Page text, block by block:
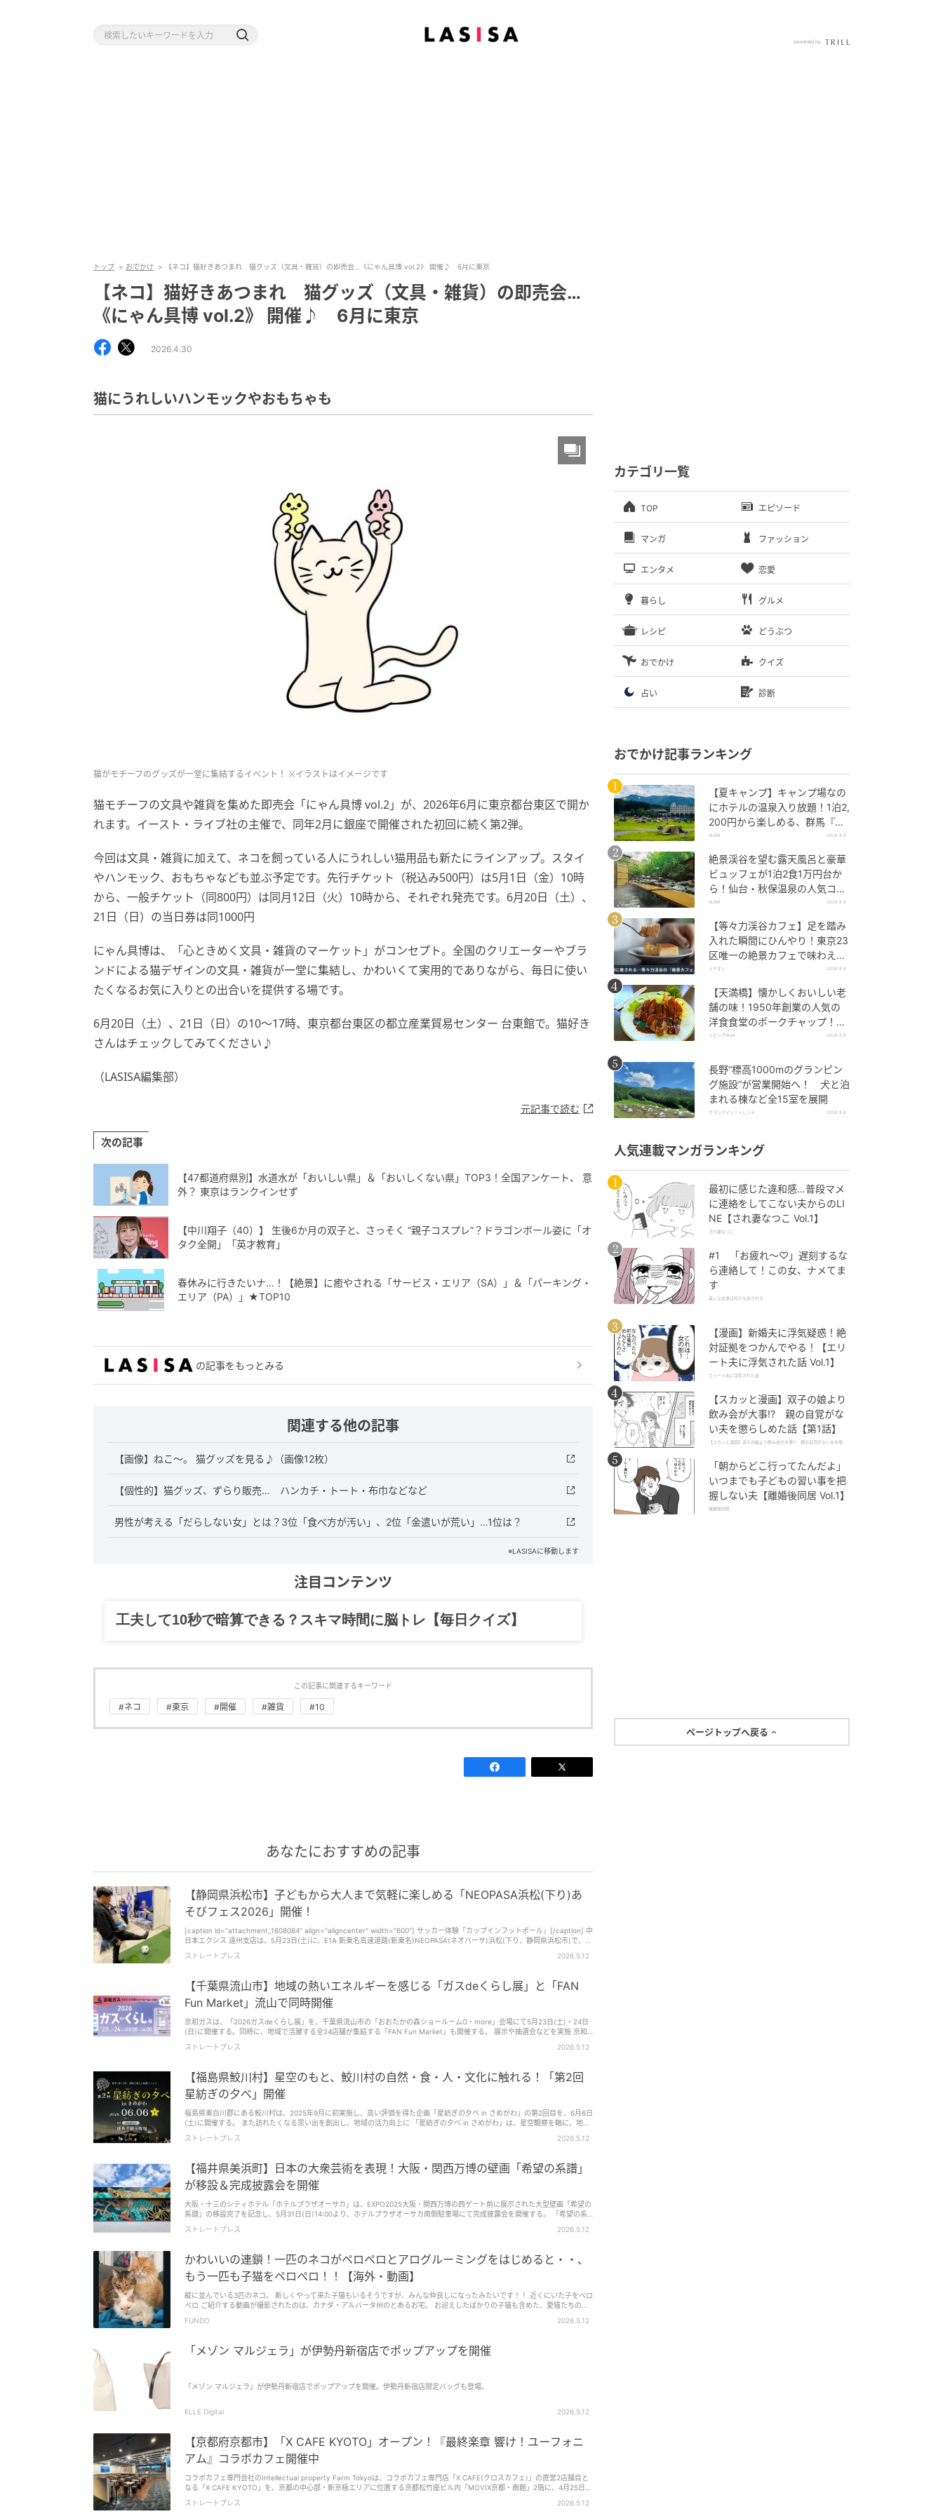
トップ おでかけ 【ネコ】猫好きあつまれ 猫グッズ（文具・雑貨）の即売会…《にゃん具博 vol.2》 開催♪ 6月に東京
【ネコ】猫好きあつまれ 猫グッズ（文具・雑貨）の即売会…
《にゃん具博 vol.2》 開催♪ 6月に東京
2026.4.30
猫にうれしいハンモックやおもちゃも
猫がモチーフのグッズが一堂に集結するイベント！ ※イラストはイメージです
猫モチーフの文具や雑貨を集めた即売会「にゃん具博 vol.2」が、2026年6月に東京都台東区で開か
れます。イースト・ライブ社の主催で、同年2月に銀座で開催された初回に続く第2弾。
今回は文具・雑貨に加えて、ネコを飼っている人にうれしい猫用品も新たにラインアップ。スタイ
やハンモック、おもちゃなども並ぶ予定です。先行チケット（税込み500円）は5月1日（金）10時
から、一般チケット（同800円）は同月12日（火）10時から、それぞれ発売です。6月20日（土）、
21日（日）の当日券は同1000円
にゃん具博は、「心ときめく文具・雑貨のマーケット」がコンセプト。全国のクリエーターやブラ
ンドによる猫デザインの文具・雑貨が一堂に集結し、かわいくて実用的でありながら、毎日に使い
たくなるお気に入りとの出合いを提供する場です。
6月20日（土）、21日（日）の10～17時、東京都台東区の都立産業貿易センター 台東館で。猫好き
さんはチェックしてみてください♪
（LASISA編集部）
元記事で読む
次の記事
【47都道府県別】水道水が「おいしい県」＆「おいしくない県」TOP3！全国アンケート、 意
外？ 東京はランクインせず
【中川翔子（40）】 生後6か月の双子と、さっそく “親子コスプレ”？ドラゴンボール姿に「オ
タク全開」「英才教育」
春休みに行きたいナ…！【絶景】に癒やされる「サービス・エリア（SA）」＆「パーキング・
エリア（PA）」★TOP10
の記事をもっとみる
関連する他の記事
【画像】ねこ～。 猫グッズを見る♪（画像12枚）
【個性的】猫グッズ、ずらり販売… ハンカチ・トート・布巾などなど
男性が考える「だらしない女」とは？3位「食べ方が汚い」、2位「金遣いが荒い」…1位は？
※LASISAに移動します
注目コンテンツ
工夫して10秒で暗算できる？スキマ時間に脳トレ【毎日クイズ】
この記事に関連するキーワード
#ネコ #東京 #開催 #雑貨 #10
あなたにおすすめの記事
【静岡県浜松市】子どもから大人まで気軽に楽しめる「NEOPASA浜松(下り)あ
そびフェス2026」開催！
[caption id="attachment_1608084" align="aligncenter" width="600"] サッカー体験「カップインフットボール」[/caption] 中
日本エクシス 遠州支店は、5月23日(土)に、E1A 新東名高速道路(新東名)NEOPASA(ネオパーサ)浜松(下り、静岡県浜松市)で、
id="attachment_1608085" align="aligncenter" width="600"] バレーボール体験[/caption] 「NEOPASA浜松(下り)あそびフェ
ツなど、多彩な「あそび」体験ブースを出展するとのこと。 ジュビロ磐田によるサッカー体験「カップインフットボール」ブー
スや、ブレス浜松によるバレーボール体験ブース、 [caption id="attachment_1608088" align="aligncenter" width="600"] eス
ポーツ体験[/caption] 静岡医療科学専門大学校によるeスポーツ体験ブースや、ストレッチ・脳トレ・体力測定体験ブース、
[caption id="attachment_1608086" align="aligncenter" width="600"] けん玉体験・けん玉検定[/caption] さらに、黄桜じいじ
によるけん玉体験・けん玉検定ブース、 [caption id="attachment_1608087" align="aligncenter" width="600"] 指スケートボ
ード体験[/caption] 神田工業による指スケートボード体験ブースなど、様々な「あそび」を体験できる。 キャラクターグリーテ
「ジュビロくん」「ジュビィちゃん」や、ブレス浜松公式マスコット「イブちゃん」、 湖西市公式コミュニケーションキャラク
能性がある。 お買物券などが当たるガラポン抽選会開催 屋内ベーカリー横では、11:00～16:00に、購入レシートまたは食券で税
込2,000円毎に一回参加できるガラポン抽選会を開催する。レシートと食券の合算は可能。 ジュビロ磐田に所属している選手のサ
イン色紙や、NEOPASA浜松で使える電子お買物券などが当たる。 地元で人気のキッチンカーが出店 [caption
ペースでは、10:00～16:00に、地元浜松や近隣地域で人気のキッチンカーが集結。ロイヤルケバブのケバブや、丸昌きのこ園の浜
松産きのこの天ぷら、コッペのぱんきちのコッペパンサンドなど、バラエティ豊かなグルメを楽しめる。 「NEOPASA浜松(下り)
あそびフェス2026」で、様々な体験型イベントや食事、買い物を楽しんでみては。 ■NEOPASA浜松(下り)あそびフェス2026 開
ストレートプレス 2026.5.12
【千葉県流山市】地域の熱いエネルギーを感じる「ガスdeくらし展」と「FAN
Fun Market」流山で同時開催
京和ガスは、「2026ガスdeくらし展」を、千葉県流山市の「おおたかの森ショールームG・more」会場にて5月23日(土)・24日
(日)に開催する。同時に、地域で活躍する全24店舗が集結する「FAN Fun Market」も開催する。 展示や抽選会などを実施 京和
供できる企業を目指している。 「2026ガスdeくらし展」は、地域の熱いエネルギーを感じながら、流山の街を知り、楽しむこと
日は、ビルトインコンロ、給湯器、衣類乾燥機の他にも、キッチン、バス、トイレ、洗面台などを多数展示。下取りセールや成約
抽選会も行われるので、お得に買い替えが可能だ。成約抽選会では、2万円以上の成約をした人に、1等5,500円引き、2等3,300円
引き、3等1,100円引きのいずれかが必ず当たる。 また、ショールーム2階では「えんにち」イベントを開催。子ども限定のお菓子
つかみのほか、バンバンシューティング、水ヨーヨーつり、キャラクターすくい、風船プレゼントが用意されている。また、クレ
ープづくりの体験イベントを体験料無料で開催。親子、夫婦、一人でも参加できる。 地域で活躍する24店舗が集結するコラボマ
ーケット 「2026ガスdeくらし展」と同時開催される「FAN Fun Market」には、弁当、パン・ベーグル、ドリンク、焼き菓子、
ュラル石鹸づくり体験など、様々な種類の地域の事業者、全24店舗が出店。地域で活躍する老舗から新しい店舗まで、熱いエネル
Market」に出かけて、地域の新たな魅力を体験してみては。 ■2026ガスdeくらし展 開催概要 開催期間：5月23日(土)・24日
(日) 開催時間：10時00分～16時00分 開催場所：京和ガス おおたかの森ショールームG・more 2階 住所：千葉県流山市おおたか
の森東1-9-6 京和ガスおおたかの森ビル 入場料：無料 イベント紹介ページ：https://www.keiwagas.co.jp/events.html ■FAN
https://www.instagram.com/fanfunmarket/ 京和ガスグループHP：https://www.keiwagas.co.jp ※諸般の事情によりイベント
内容が変更または中止になる場合がある (山本えり)
ストレートプレス 2026.5.12
【福島県鮫川村】星空のもと、鮫川村の自然・食・人・文化に触れる！「第2回
星紡ぎの夕べ」開催
福島県東白川郡にある鮫川村は、2025年9月に初実施し、高い評価を得た企画「星紡ぎの夕べ in さめがわ」の第2回目を、6月6日
(土)に開催する。 また訪れたくなる思い出を創出し、地域の活力向上に 「星紡ぎの夕べ in さめがわ」は、星空観察を軸に、地元
させ、自然・食・文化を通じて鮫川村の魅力を体感できる機会を提供する。 同イベントは、「ふくしまDC(デスティネーションキ
国に発信することを目的に企画された。 第2回となる今回は、自然・食・人・文化が融合した“鮫川村ならでは”の体験を通じて、
来訪者に「また訪れたい」と感じてもらえる思い出の創出を目指す。 観光客のみならず村民にとっても誇りと喜びを感じられる交
流の場を創出し、地域の活力向上につなげていきたい意向だ。 プログラムの内容 プログラムの内容を紹介していこう。 「オリジ
ナル星座づくりワークショップ」は、星空をテーマに、自分だけの星座を描き、灯りをともせば燈篭としても、写真立てとしても
使える作品に仕上げるワークショップ。完成した作品は持ち帰ることができ、旅の思い出になる。 [caption
id="attachment_1605231" align="aligncenter" width="600"] 天文愛好会[/caption] [caption id="attachment_1605232"
星空解説」も行う。星座や天体の魅力を、初心者にも分かりやすく解説してくれる。 「夜空を見上げる星空観察」では、標高の高
を通して、鮫川村の歴史や文化にふれるひとときを届ける。 また、地域食材を活用した特別メニューの提供も。東京イーストサ
イド ホテル櫂会 総料理長考案の、鮫川村および周辺地域の食材を使用した限定メニューが提供される。 石川高等学校吹奏楽部
は、夜空の下、自然に囲まれた会場で演奏を披露。 そのほか、鮫川村の有志たちで結成された地域貢献団体「さめレンジャー」
費は大人2,000円、小学生1,000円、未就学児500円。ただし、大人1名につき未就学児1名が無料となる。支払方法は、当日現金払
いのみ。 星空を基軸とした盛りだくさんのプログラム。鮫川村で星の夜を満喫しよう！ ■第2回 星紡ぎの夕べ in さめがわ ～ 星
空×食×工作 家族で楽しむ体験イベント ～ 日時：6月6日(土)15:00開場・受付開始／16:30開始／21:30終了予定 会場：鹿角平観
ストレートプレス 2026.5.12
【福井県美浜町】日本の大衆芸術を表現！大阪・関西万博の壁画「希望の系譜」
が移設＆完成披露会を開催
大阪・十三のシティホテル「ホテルプラザオーサカ」は、EXPO2025大阪・関西万博の西ゲート前に展示された大型壁画「希望の
系譜」の移設完了を記念し、5月31日(日)14:00より、ホテルプラザオーサカ南側駐車場にて完成披露会を開催する。 「希望の系
された。 約606万円・245名の支援が集まり地域へ継承 「ホテルプラザオーサカ」は、大阪・関西万博(EXPO2025)の西ゲート前
常へつなぐ取り組みを進めてきた。 大型壁画「希望の系譜」の移設は、万博終了後に解体される予定だった大型壁画を、クラウ
ドファンディングによって地域へ継承するプロジェクトとして実現したもの。目標金額300万円に対し、最終的に約606万円・
245名の支援が集まり、万博会場で生まれたアートが十三の街で誰でも観覧できるパブリックアートとして新たな一歩を踏み出
す。 万博の記憶や感動を一過性のものにせず、未来へ残したいという想いから、淀壁実行委員会を主体にクラウドファンディング
が実施され、多くの支援によって移設が実現した。完成披露会当日は、アーティストBAKIBAKI氏による作品紹介、関係者による
披露セレモニー、壁画を起点に十三のまちを巡る「淀壁ツアー」などが予定されている。 日常に溶け込む「開かれたアート」を
術の系譜をテーマに制作された作品だ。BAKIBAKI氏自身のシグネチャーである「BAKI柄」や万博キャラクター「ミャクミャク」
開される。 単に作品を保存するのではなく、訪れる人々が気軽に立ち寄り、写真を撮り、記憶として持ち帰ることができる「開
起点に、来街者が十三のまちを歩き、周辺の飲食店や商店、地域に点在する壁画を巡ることで、アートを軸とした新たな回遊性の
人々、宿泊客、観光で訪れる人々をつなぐ新たな接点を創出していく。今後も文化発信を継続し、十三エリアのさらなる魅力向上
ロジェクトに参画いたしました。 ホテルプラザオーサカは、宿泊施設であると同時に、地域と人をつなぐ拠点でありたいと考え
ています。『希望の系譜』が十三を訪れるきっかけとなり、地域の新たな魅力発信につながることを願っています。」とコメント
を寄せている。 また、BAKIBAKI氏は、「万博会場で多くの方に見ていただいた『希望の系譜』が、十三の街で淀壁として新たな
謝しています。 この壁画が、十三を歩く人々にとって、新しい出会いや記憶のきっかけになれば嬉しく思います。」とコメントを
寄せた。 「希望の系譜」を見てみたい人は「ホテルプラザオーサカ」へ足を運んでみては。 ■BAKIBAKI壁画「希望の系譜」移
設完成披露会 日時：5月31日(日)14:00～ 会場：ホテルプラザオーサカ 南側駐車場 住所：大阪府大阪市淀川区新北野1-9-15 淀壁
ストレートプレス 2026.5.12
かわいいの連鎖！一匹のネコがペロペロとアログルーミングをはじめると・・、
もう一匹も子猫をペロペロ！！【海外・動画】
縦に並んでいる3匹のネコ。 新しくやって来た子猫もいるそうですが、みんな仲良しになったみたいです！！ 近くにいた子をペロ
ペロ ご紹介する動画が撮影されたのは、カナダ・アルバータ州のとあるお宅。 お迎えしたばかりの子猫も含めた、愛猫たちの姿
FUNDO 2026.5.12
「メゾン マルジェラ」が伊勢丹新宿店でポップアップを開催
「メゾン マルジェラ」が伊勢丹新宿店でポップアップを開催。伊勢丹新宿店限定バッグも登場。
ELLE Digital 2026.5.12
【京都府京都市】「X CAFE KYOTO」オープン！『最終楽章 響け！ユーフォニ
アム』コラボカフェ開催中
コラボカフェ専門会社のIntellectual property Farm Tokyoは、コラボカフェ専門店「X CAFE(クロスカフェ)」の直営2店舗目と
なる「X CAFE KYOTO」を、京都の中心部・新京極エリアに位置する京都松竹座ビル内「MOVIX京都・南館」2階に、4月25日
align="aligncenter" width="354"] 京都松竹座ビル(MOVIX京都・南館)写真提供：松竹[/caption] 「X CAFE KYOTO」がオープ
ストレートプレス 2026.5.12
カテゴリ一覧
TOP エピソード
マンガ ファッション
エンタメ 恋愛
暮らし グルメ
レシピ どうぶつ
おでかけ クイズ
占い 診断
おでかけ記事ランキング
【夏キャンプ】キャンプ場なの
にホテルの温泉入り放題！1泊2,
200円から楽しめる、群馬『サ
ンバードキャンプガーデン』
GLAM 2026.8.8
絶景渓谷を望む露天風呂と豪華
ビュッフェが1泊2食1万円台か
ら！仙台・秋保温泉の人気コス
パ宿『秋保グランドホテル』
GLAM 2026.8.8
【等々力渓谷カフェ】足を踏み
入れた瞬間にひんやり！東京23
区唯一の絶景カフェで味わえる
本格コーヒー
イチオシ 2026.8.8
【天満橋】懐かしくおいしい老
舗の味！1950年創業の人気の
洋食食堂のポークチャップ！
「グリル ABC」
リビングWeb 2026.8.8
長野“標高1000mのグランピン
グ施設”が営業開始へ！ 犬と泊
まれる棟など全15室を展開
クランクイン！トレンド 2026.8.8
人気連載マンガランキング
最初に感じた違和感…普段マメ
に連絡をしてこない夫からのLI
NE【され妻なつこ Vol.1】
され妻なつこ
#1 「お疲れ〜♡」遅刻するな
ら連絡して！この女、ナメてま
す
美人な友達は何でも許される
【漫画】新婚夫に浮気疑惑！絶
対証拠をつかんでやる！【エリ
ート夫に浮気された話 Vol.1】
エリート夫に浮気された話
【スカッと漫画】双子の娘より
飲み会が大事!? 親の自覚がな
い夫を懲らしめた話【第1話】
【スカッと漫画】双子の娘より飲み会が大事!? 親の自覚がない夫を懲ら
「朝からどこ行ってたんだよ」
いつまでも子どもの習い事を把
握しない夫【離婚後同居 Vol.1】
離婚後同居
ページトップへ戻る